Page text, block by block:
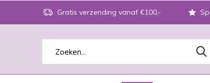
Gratis verzending vanaf €100,-